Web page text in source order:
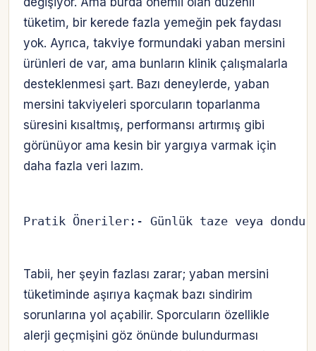
tüketim, bir kerede fazla yemeğin pek faydası
yok. Ayrıca, takviye formundaki yaban mersini
ürünleri de var, ama bunların klinik çalışmalarla
desteklenmesi şart. Bazı deneylerde, yaban
mersini takviyeleri sporcuların toparlanma
süresini kısaltmış, performansı artırmış gibi
görünüyor ama kesin bir yargıya varmak için
daha fazla veri lazım.
Pratik Öneriler:- Günlük taze veya
Tabii, her şeyin fazlası zarar; yaban mersini
tüketiminde aşırıya kaçmak bazı sindirim
sorunlarına yol açabilir. Sporcuların özellikle
alerji geçmişini göz önünde bulundurması